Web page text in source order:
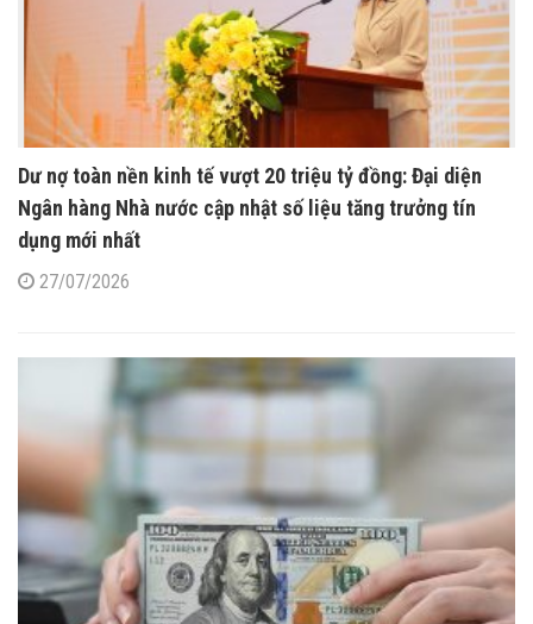
Dư nợ toàn nền kinh tế vượt 20 triệu tỷ đồng: Đại diện
Ngân hàng Nhà nước cập nhật số liệu tăng trưởng tín
dụng mới nhất
27/07/2026